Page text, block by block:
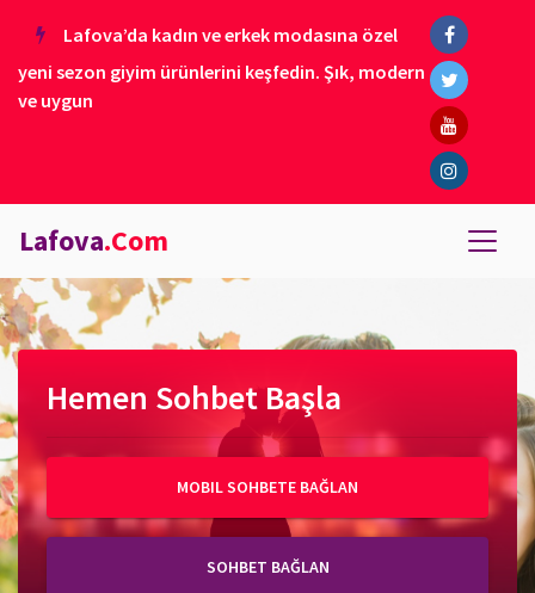
Lafova’da kadın ve erkek modasına özel
yeni sezon giyim ürünlerini keşfedin. Şık, modern
ve uygun
Lafova.Com
Hemen Sohbet Başla
MOBIL SOHBETE BAĞLAN
SOHBET BAĞLAN